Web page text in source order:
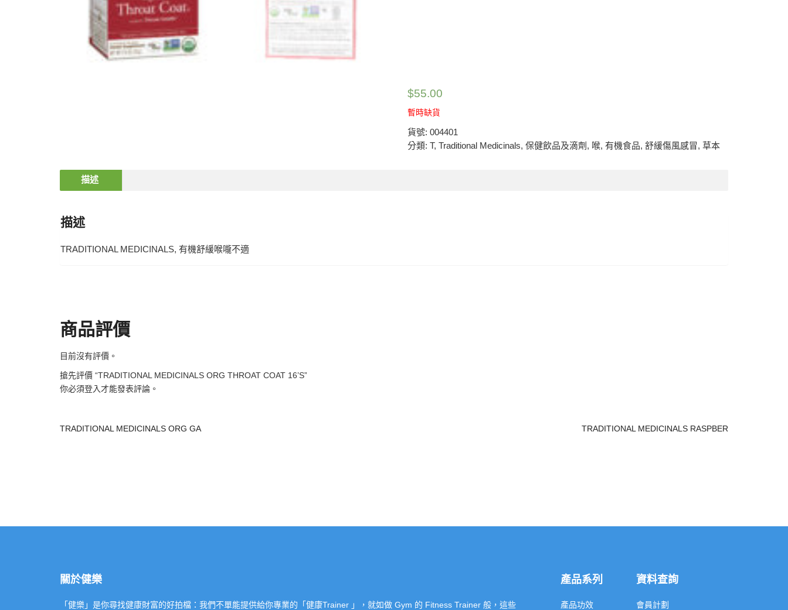
$55.00
暫時缺貨
貨號: 004401
分類: T, Traditional Medicinals, 保健飲品及滴劑 , 喉, 有機食品, 舒緩傷風感冒, 草本
描述
描述
TRADITIONAL MEDICINALS, 有機舒緩喉嚨不適
商品評價
目前沒有評價。
搶先評價 “TRADITIONAL MEDICINALS ORG THROAT COAT 16’S”
你必須登入 才能發表評論。
TRADITIONAL MEDICINALS ORG GA TRADITIONAL MEDICINALS RASPBER
關於健樂
「健樂」是你尋找健康財富的好拍檔：我們不單能提供給你專業的「健康Trainer 」，就如做 Gym 的 Fitness Trainer 般，這些
產品系列
產品功效
資料查詢
會員計劃